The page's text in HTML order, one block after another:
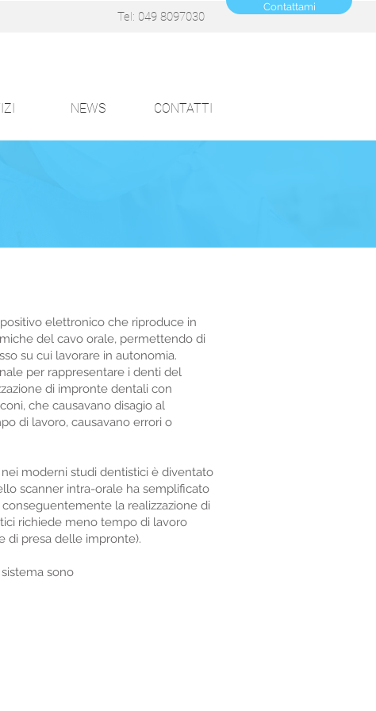
Contattami
Tel: 049 8097030
NEWS CONTATTI
elettronico che riproduce in
del cavo orale, permettendo di
su cui lavorare in autonomia.
per rappresentare i denti del
di impronte dentali con
che causavano disagio al
di lavoro, causavano errori o
moderni studi dentistici è diventato
scanner intra-orale ha semplificato
la realizzazione di
richiede meno tempo di lavoro
di presa delle impronte).
sono